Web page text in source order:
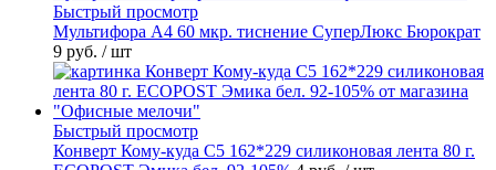
Быстрый просмотр
Мультифора А4 60 мкр. тиснение СуперЛюкс Бюрократ
9 руб. / шт
Быстрый просмотр
Конверт Кому-куда С5 162*229 силиконовая лента 80 г.